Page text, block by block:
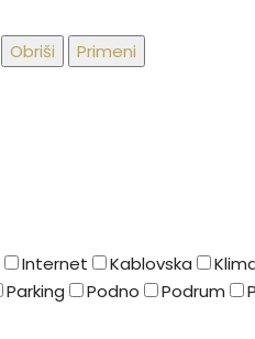
Obriši
Primeni
Internet Kablovska
Parking Podno Podrum